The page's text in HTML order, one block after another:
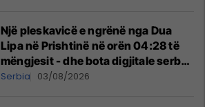
Një pleskavicë e ngrënë nga Dua
Lipa në Prishtinë në orën 04:28 të
mëngjesit - dhe bota digjitale serbe
shpall gjendjen e luftës
Serbia 03/08/2026